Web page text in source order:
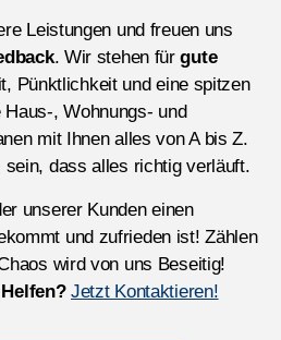
Leistungen und freuen uns
. Wir stehen fürgute
Pünktlichkeit und eine spitzen
, Wohnungs- und
mit Ihnen alles von A bis Z.
sein, dass alles richtig verläuft.
unserer Kunden einen
und zufrieden ist! Zählen
wird von uns Beseitig!
Jetzt Kontaktieren!